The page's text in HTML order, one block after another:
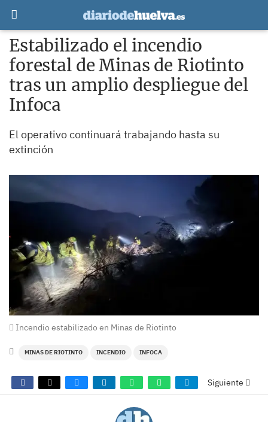
Estabilizado el incendio
forestal de Minas de Riotinto
tras un amplio despliegue del
Infoca
El operativo continuará trabajando hasta su
extinción
Incendio estabilizado en Minas de Riotinto
MINAS DE RIOTINTO INCENDIO INFOCA
Siguiente